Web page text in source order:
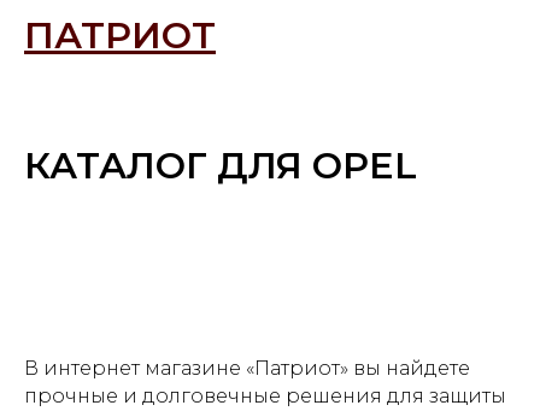
ПАТРИОТ
КАТАЛОГ ДЛЯ OPEL
В интернет магазине «Патриот» вы найдете
прочные и долговечные решения для защиты